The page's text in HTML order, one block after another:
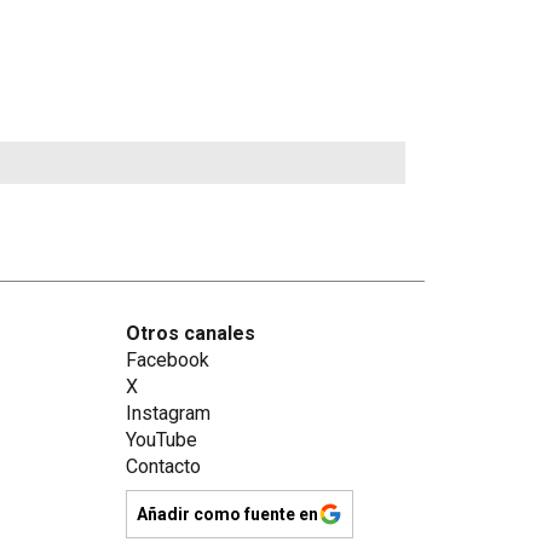
Otros canales
Facebook
X
Instagram
YouTube
Contacto
Añadir como fuente en